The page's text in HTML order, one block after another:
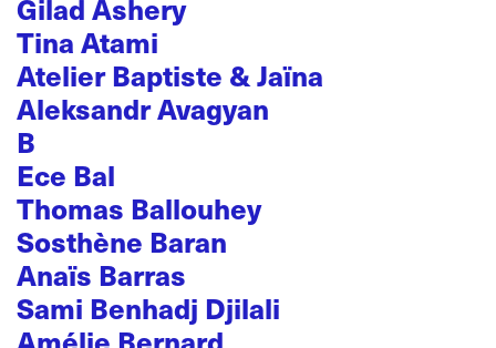
Gilad Ashery
Tina Atami
Atelier Baptiste & Jaïna
Aleksandr Avagyan
B
Ece Bal
Thomas Ballouhey
Sosthène Baran
Anaïs Barras
Sami Benhadj Djilali